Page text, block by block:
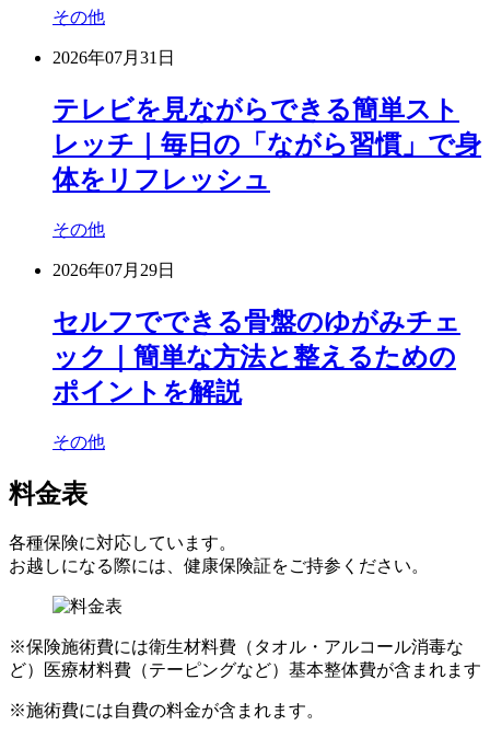
その他
2026年07月31日
テレビを見ながらできる簡単スト
レッチ｜毎日の「ながら習慣」で身
体をリフレッシュ
その他
2026年07月29日
セルフでできる骨盤のゆがみチェ
ック｜簡単な方法と整えるための
ポイントを解説
その他
料金表
各種保険に対応しています。
お越しになる際には、健康保険証をご持参ください。
※保険施術費には衛生材料費（タオル・アルコール消毒な
ど）医療材料費（テーピングなど）基本整体費が含まれます
※施術費には自費の料金が含まれます。